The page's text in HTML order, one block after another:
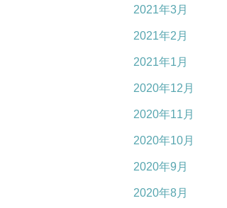
2021年3月
2021年2月
2021年1月
2020年12月
2020年11月
2020年10月
2020年9月
2020年8月